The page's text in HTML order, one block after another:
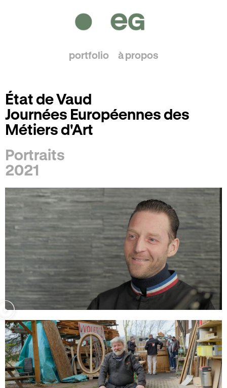
portfolio à propos
État de Vaud
Journées Européennes des
Métiers d'Art
Portraits
2021